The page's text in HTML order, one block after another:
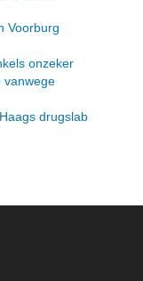
Voorburg
onzeker
vanwege
drugslab